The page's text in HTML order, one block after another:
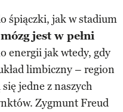
śpiączki, jak w stadium
jest w pełni
energii jak wtedy, gdy
limbiczny – region
jedne z naszych
Zygmunt Freud